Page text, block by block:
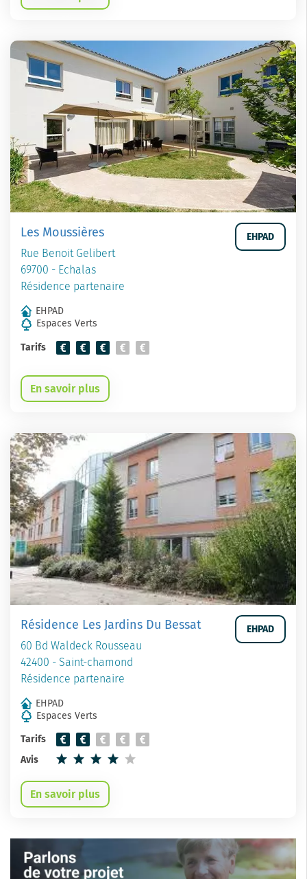
Les Moussières
Rue Benoit Gelibert
69700 - Echalas
Résidence partenaire
EHPAD
EHPAD
Espaces Verts
Tarifs
En savoir plus
Résidence Les Jardins Du Bessat
60 Bd Waldeck Rousseau
42400 - Saint-chamond
Résidence partenaire
EHPAD
EHPAD
Espaces Verts
Tarifs
Avis
En savoir plus